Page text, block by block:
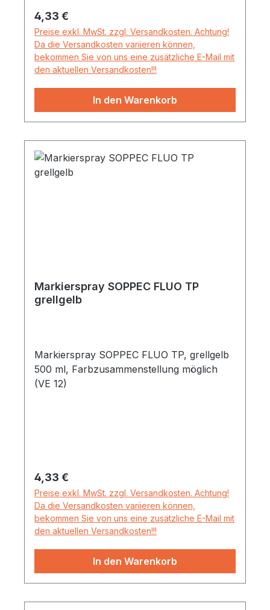
Regulärer Preis:
4,33 €
Preise exkl. MwSt. zzgl. Versandkosten. Achtung!
Da die Versandkosten variieren können,
bekommen Sie von uns eine zusätzliche E-Mail mit
den aktuellen Versandkosten!!!
In den Warenkorb
Markierspray SOPPEC FLUO TP
grellgelb
Markierspray SOPPEC FLUO TP, grellgelb
500 ml, Farbzusammenstellung möglich
(VE 12)
Regulärer Preis:
4,33 €
Preise exkl. MwSt. zzgl. Versandkosten. Achtung!
Da die Versandkosten variieren können,
bekommen Sie von uns eine zusätzliche E-Mail mit
den aktuellen Versandkosten!!!
In den Warenkorb